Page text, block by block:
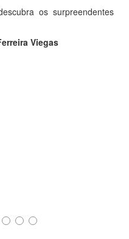
os surpreendentes
Viegas